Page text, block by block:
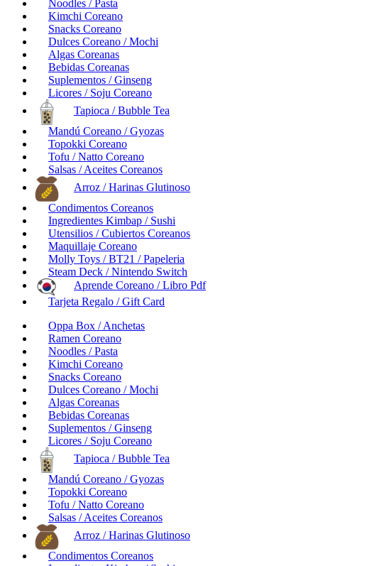
Noodles / Pasta
Kimchi Coreano
Snacks Coreano
Dulces Coreano / Mochi
Algas Coreanas
Bebidas Coreanas
Suplementos / Ginseng
Licores / Soju Coreano
Tapioca / Bubble Tea
Mandú Coreano / Gyozas
Topokki Coreano
Tofu / Natto Coreano
Salsas / Aceites Coreanos
Arroz / Harinas Glutinoso
Condimentos Coreanos
Ingredientes Kimbap / Sushi
Utensilios / Cubiertos Coreanos
Maquillaje Coreano
Molly Toys / BT21 / Papeleria
Steam Deck / Nintendo Switch
Aprende Coreano / Libro Pdf
Tarjeta Regalo / Gift Card
Oppa Box / Anchetas
Ramen Coreano
Noodles / Pasta
Kimchi Coreano
Snacks Coreano
Dulces Coreano / Mochi
Algas Coreanas
Bebidas Coreanas
Suplementos / Ginseng
Licores / Soju Coreano
Tapioca / Bubble Tea
Mandú Coreano / Gyozas
Topokki Coreano
Tofu / Natto Coreano
Salsas / Aceites Coreanos
Arroz / Harinas Glutinoso
Condimentos Coreanos